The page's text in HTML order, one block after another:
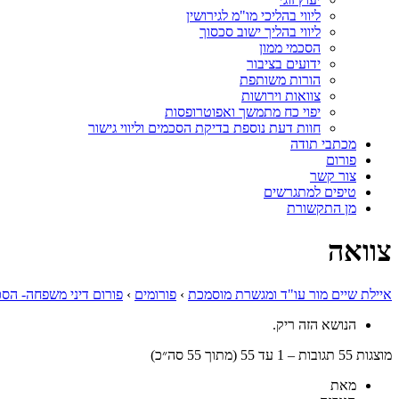
ליווי בהליכי מו"מ לגירושין
ליווי בהליך ישוב סכסוך
הסכמי ממון
ידועים בציבור
הורות משותפת
צוואות וירושות
יפוי כח מתמשך ואפוטרופסות
חוות דעת נוספת בדיקת הסכמים וליווי גישור
מכתבי תודה
פורום
צור קשר
טיפים למתגרשים
מן התקשורת
צוואה
איילת שיים מור עו"ד ומגשרת מוסמכת › פורומים › פורום דיני משפחה-
הנושא הזה ריק.
מוצגות 55 תגובות – 1 עד 55 (מתוך 55 סה״כ)
מאת